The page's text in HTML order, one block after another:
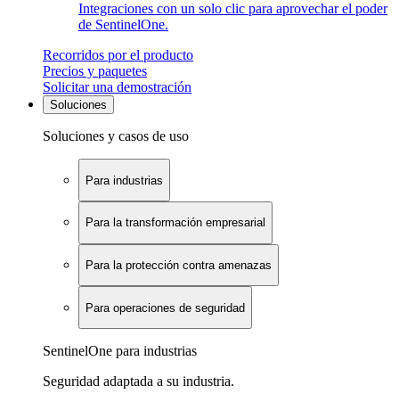
Integraciones con un solo clic para aprovechar el poder
de SentinelOne.
Recorridos por el producto
Precios y paquetes
Solicitar una demostración
Soluciones
Soluciones y casos de uso
Para industrias
Para la transformación empresarial
Para la protección contra amenazas
Para operaciones de seguridad
SentinelOne para industrias
Seguridad adaptada a su industria.